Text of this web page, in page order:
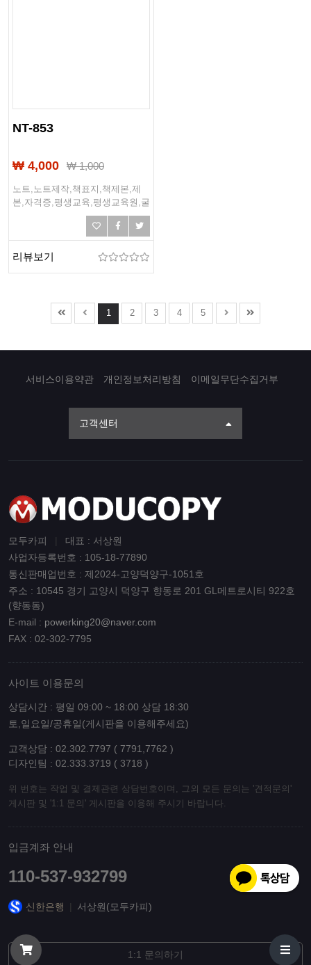
NT-853
₩ 4,000 ₩1,000
노트,노트제작,책표지,책제본,제
본,자격증,평생교육,평생교육원,굴
착기,굴삭기,운전기능사,포크레인
리뷰보기
1 2 3 4 5
서비스이용약관 개인정보처리방침 이메일무단수집거부
고객센터
모두카피
대표 : 서상원
사업자등록번호 : 105-18-77890
통신판매업번호 : 제2024-고양덕양구-1051호
주소 : 10545 경기 고양시 덕양구 향동로 201 GL메트로시티 922호
(향동동)
E-mail : powerking20@naver.com
FAX : 02-302-7795
사이트 이용문의
상담시간 : 평일 09:00 ~ 18:00 상담 18:30
토,일요일/공휴일(게시판을 이용해주세요)
고객상담 : 02.302.7797 ( 7791,7762 )
디자인팀 : 02.333.3719 ( 3718 )
위 번호는 작업 및 결제관련 상담번호이며, 그외 모든 문의는 '견적문의'
게시판 및 '1:1 문의' 게시판을 이용해 주시기 바랍니다.
입금계좌 안내
110-537-932799
신한은행 서상원(모두카피)
1:1 문의하기